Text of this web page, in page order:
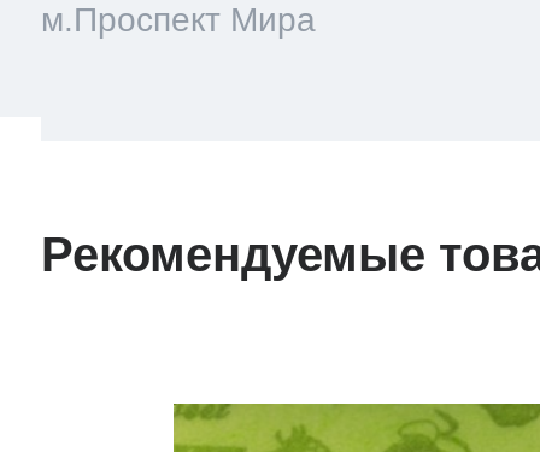
м.Проспект Мира
Рекомендуемые